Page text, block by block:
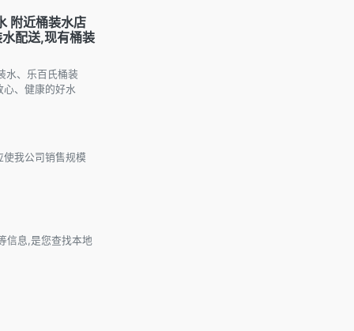
附近桶装水店
配送,现有桶装
水、乐百氏桶装
心、健康的好水
我公司销售规模
信息,是您查找本地